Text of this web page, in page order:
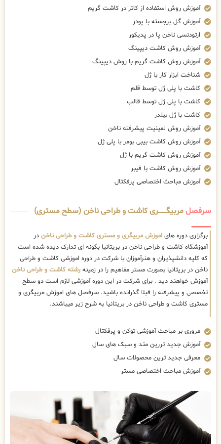
آموزش روش استفاده از کاتر در کاشت گریم
آموزش گل برجسته با پودر
ارتودنسی ناخن پا در پدیکور
آموزش روش کاشت دیپینگ
آموزش روش کاشت گریم با روش دیپینگ
شناخت ابزار کار با ژل
کاشت با پلی ژل توسط قلم
کاشت با پلی ژل توسط قالب
کاشت با ژل بیلدر
آموزش روش لمینیت پیشرفته ناخن
آموزش روش کاشت بیبی بومر با پلی ژل
آموزش روش کاشت گریم با ژل
آموزش روش کاشت با فیبر
آموزش مباحث اختصاصی پرفکتال
سرفصلمربیگــــــــری کاشت و طراحی ناخن (سطح مستری)
برگزاری دوره های اموزش مربیگری و مستری کاشت و طراحی ناخن در
آموزشگاه کاشت و طراحی ناخن در بریتانیا بگونه ای تدارک دیده شده است
که کلیه دانشپذیران و هنرآموزان با شرکت در دوره اموزشی کاشت و طراحی
ناخن در بریتانیا بصورت مستر مفاهیم را در زمینه رشته کاشت و طراحی ناخن
آموزش خواهند دید . برای شرکت در این دوره آموزشی لازم است دو سطح
تخصصی و پیشرفته را قبلا گذرانده باشید. سرفصل های اموزش مربیگری و
مستری کاشت و طراحی ناخن در بریتانیا به شرح زیر میباشند.
مروری بر مباحث آموزشی توکن و پرفکتال
آموزش جدید تررین متد و سبک های سال
معرفی جدید ترین محصولات سال
آموزش مباحث اختصاصی مستر